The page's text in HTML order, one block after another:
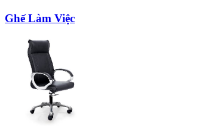
Ghế Làm Việc